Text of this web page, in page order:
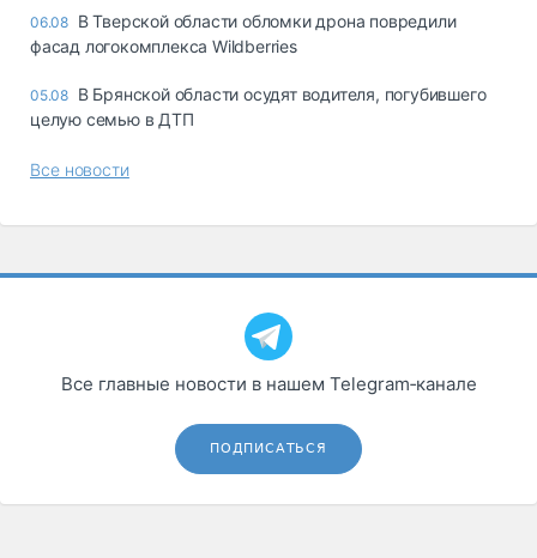
06.08 В Тверской области обломки дрона повредили
фасад логокомплекса Wildberries
05.08 В Брянской области осудят водителя, погубившего
целую семью в ДТП
Все новости
Все главные новости в нашем Telegram‑канале
ПОДПИСАТЬСЯ